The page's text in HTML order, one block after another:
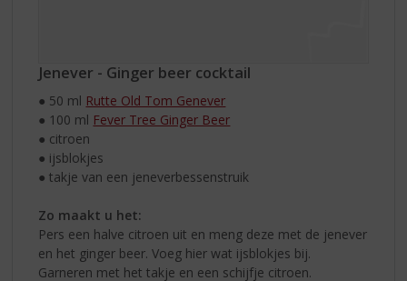
Jenever - Ginger beer cocktail
● 50 ml Rutte Old Tom Genever
● 100 ml Fever Tree Ginger Beer
● citroen
● ijsblokjes
● takje van een jeneverbessenstruik
Zo maakt u het:
Pers een halve citroen uit en meng deze met de jenever
en het ginger beer. Voeg hier wat ijsblokjes bij.
Garneren met het takje en een schijfje citroen.